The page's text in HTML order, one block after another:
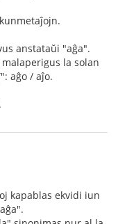
anstataŭi "aĝa".
la solan
aĝo / aĵo.
kapablas ekvidi iun